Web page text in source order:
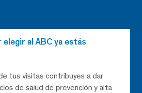
al ABC ya estás
tus visitas contribuyes a dar
de salud de prevención y alta